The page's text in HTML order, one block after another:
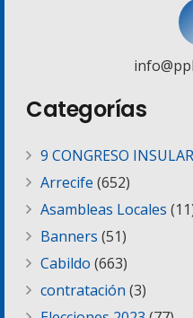
Categorías
9 CONGRESO INSULAR
Arrecife (652)
Asambleas Locales
Banners (51)
Cabildo (663)
contratación (3)